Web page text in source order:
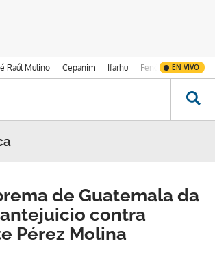
Raúl Mulino Cepanim Ifarhu Fenómeno de El
EN VIVO
de Guatemala da
contra
Pérez Molina